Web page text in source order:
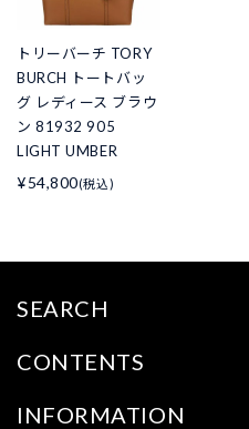
トリーバーチ TORY
BURCH トートバッ
グ レディース ブラウ
ン 81932 905
LIGHT UMBER
¥54,800(税込)
SEARCH
CONTENTS
INFORMATION